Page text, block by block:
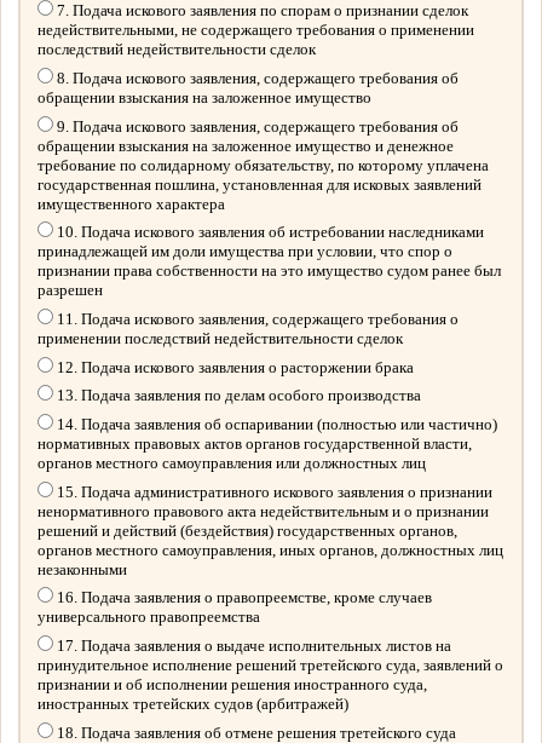
7. Подача искового заявления по спорам о признании сделок
недействительными, не содержащего требования о применении
последствий недействительности сделок
8. Подача искового заявления, содержащего требования об
обращении взыскания на заложенное имущество
9. Подача искового заявления, содержащего требования об
обращении взыскания на заложенное имущество и денежное
требование по солидарному обязательству, по которому уплачена
государственная пошлина, установленная для исковых заявлений
имущественного характера
10. Подача искового заявления об истребовании наследниками
принадлежащей им доли имущества при условии, что спор о
признании права собственности на это имущество судом ранее был
разрешен
11. Подача искового заявления, содержащего требования о
применении последствий недействительности сделок
12. Подача искового заявления о расторжении брака
13. Подача заявления по делам особого производства
14. Подача заявления об оспаривании (полностью или частично)
нормативных правовых актов органов государственной власти,
органов местного самоуправления или должностных лиц
15. Подача административного искового заявления о признании
ненормативного правового акта недействительным и о признании
решений и действий (бездействия) государственных органов,
органов местного самоуправления, иных органов, должностных лиц
незаконными
16. Подача заявления о правопреемстве, кроме случаев
универсального правопреемства
17. Подача заявления о выдаче исполнительных листов на
принудительное исполнение решений третейского суда, заявлений о
признании и об исполнении решения иностранного суда,
иностранных третейских судов (арбитражей)
18. Подача заявления об отмене решения третейского суда